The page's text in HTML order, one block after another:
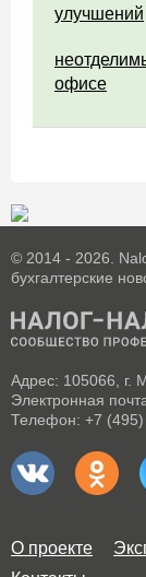
улучшений
офисе
© 2014 - 2026.
бухгалтерские
Адрес: 105066, г.
Электронная
Телефон: +7
О проекте